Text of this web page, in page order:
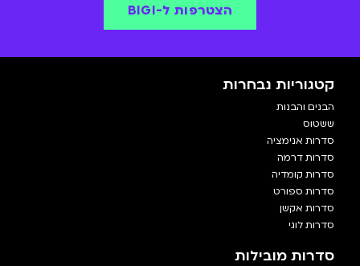
הצטרפות ל-BIGI
קטגוריות נבחרות
הבנים והבנות
ששטוס
סדרות אנימציה
סדרות דרמה
סדרות קומדיה
סדרות ספורט
סדרות אקשן
סדרות לוגי
סדרות מובילות